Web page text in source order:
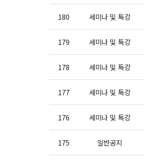
180 세미나 및 특강
179 세미나 및 특강
178 세미나 및 특강
177 세미나 및 특강
176 세미나 및 특강
175 일반공지